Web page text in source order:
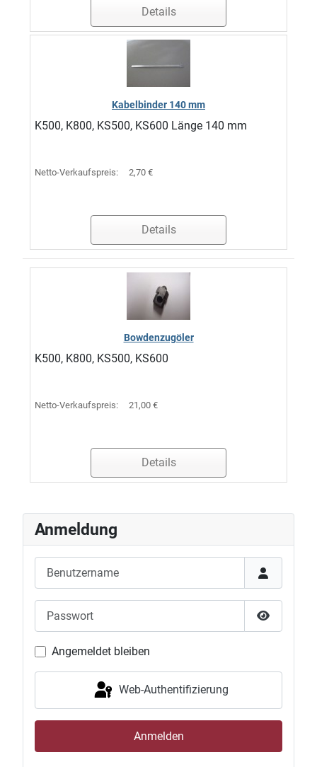
Details
Kabelbinder 140 mm
K500, K800, KS500, KS600 Länge 140 mm
Netto-Verkaufspreis: 2,70 €
Details
Bowdenzugöler
K500, K800, KS500, KS600
Netto-Verkaufspreis: 21,00 €
Details
Anmeldung
Passwort
Angemeldet bleiben
Web-Authentifizierung
Anmelden